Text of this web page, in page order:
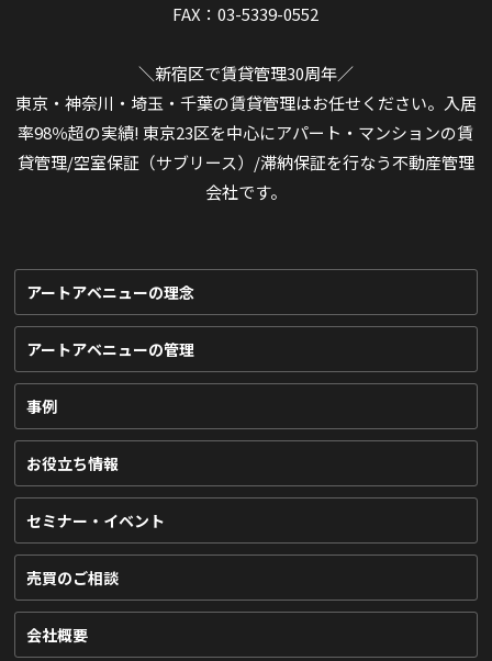
FAX：03-5339-0552
＼新宿区で賃貸管理30周年／
東京・神奈川・埼玉・千葉の賃貸管理はお任せください。入居
率98％超の実績! 東京23区を中心にアパート・マンションの賃
貸管理/空室保証（サブリース）/滞納保証を行なう不動産管理
会社です。
アートアベニューの理念
アートアベニューの管理
事例
お役立ち情報
セミナー・イベント
売買のご相談
会社概要